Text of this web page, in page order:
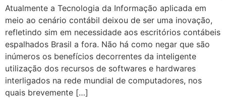
Atualmente a Tecnologia da Informação aplicada em
meio ao cenário contábil deixou de ser uma inovação,
refletindo sim em necessidade aos escritórios contábeis
espalhados Brasil a fora. Não há como negar que são
inúmeros os benefícios decorrentes da inteligente
utilização dos recursos de softwares e hardwares
interligados na rede mundial de computadores, nos
quais brevemente […]